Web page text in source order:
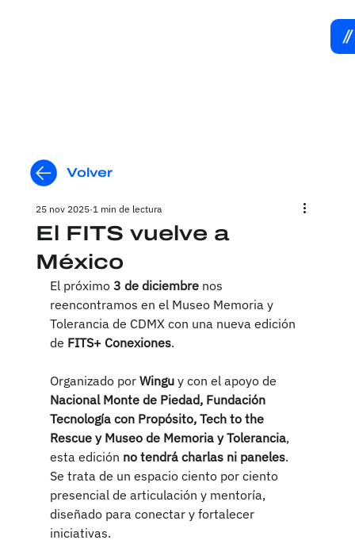
Volver
El FITS vuelve a
México
25 nov 2025 1 min de lectura
El próximo 3 de diciembre nos
reencontramos en el Museo Memoria y
Tolerancia de CDMX con una nueva edición
de FITS+ Conexiones.
Organizado por Wingu y con el apoyo de
Nacional Monte de Piedad, Fundación
Tecnología con Propósito, Tech to the
Rescue y Museo de Memoria y Tolerancia,
esta edición no tendrá charlas ni paneles.
Se trata de un espacio ciento por ciento
presencial de articulación y mentoría,
diseñado para conectar y fortalecer
iniciativas.